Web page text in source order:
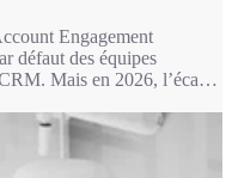
Engagement
défaut des équipes
Mais en 2026, l’écart
est devenu un fossé : 11
Pardot, une IA de
utilisateur qui fait la